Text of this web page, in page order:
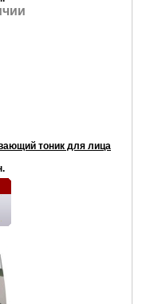
тоник для лица